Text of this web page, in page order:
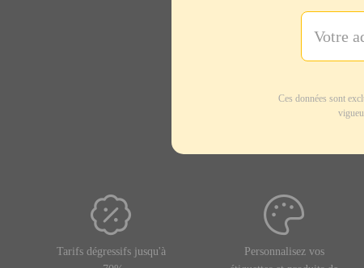
Ces données sont
Tarifs dégressifs jusqu'à
Personnalisez vos